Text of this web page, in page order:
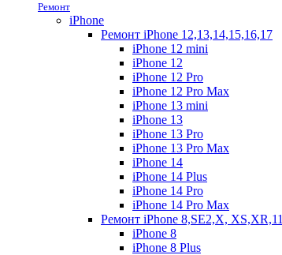
Ремонт
iPhone
Ремонт iPhone 12,13,14,15,16,17
iPhone 12 mini
iPhone 12
iPhone 12 Pro
iPhone 12 Pro Max
iPhone 13 mini
iPhone 13
iPhone 13 Pro
iPhone 13 Pro Max
iPhone 14
iPhone 14 Plus
iPhone 14 Pro
iPhone 14 Pro Max
Ремонт iPhone 8,SE2,X, XS,XR,11
iPhone 8
iPhone 8 Plus